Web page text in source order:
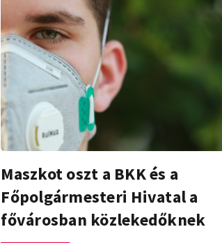
Maszkot oszt a BKK és a
Főpolgármesteri Hivatal a
fővárosban közlekedőknek